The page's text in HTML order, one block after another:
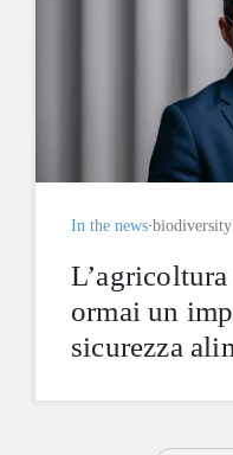
In the news biodiversity
ormai un
sicurezza